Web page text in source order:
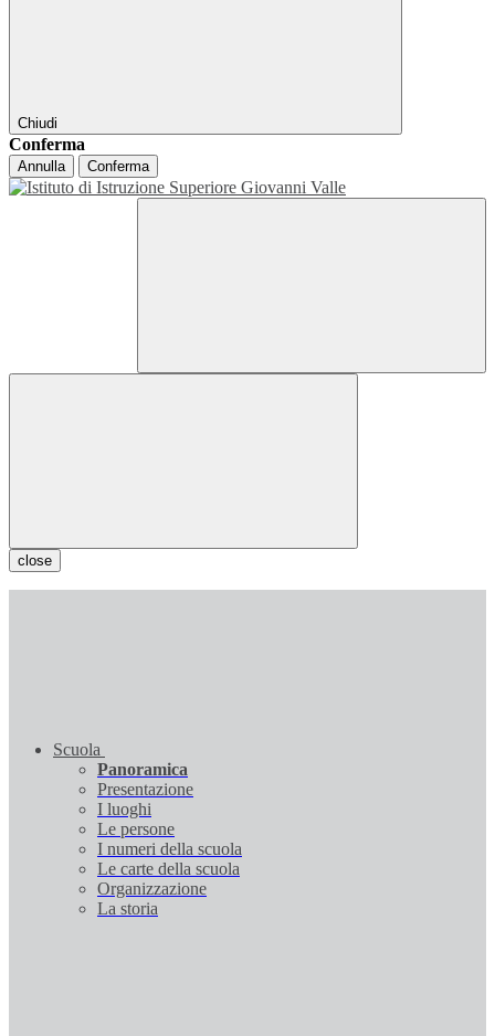
Chiudi
Conferma
Annulla Conferma
close
Scuola
Panoramica
Presentazione
I luoghi
Le persone
I numeri della scuola
Le carte della scuola
Organizzazione
La storia